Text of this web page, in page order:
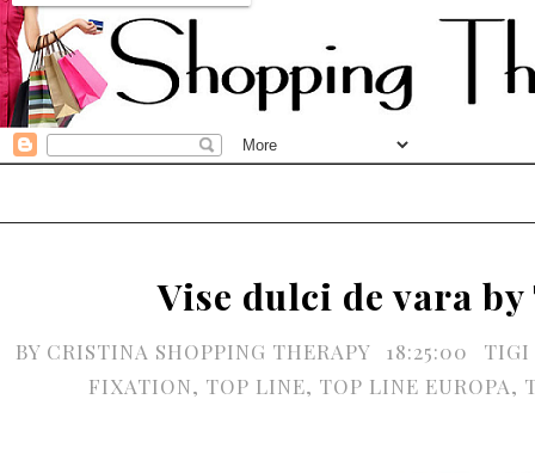
Vise dulci de vara
BY CRISTINA SHOPPING THERAPY 18:25:00
TIGI
FIXATION, TOP LINE, TOP LINE EUROPA,